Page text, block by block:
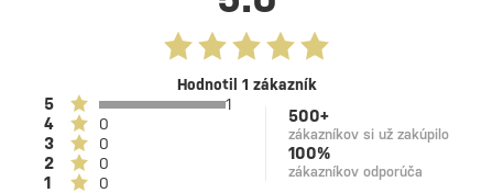
Hodnotil 1 zákazník
1 0
2 0
3 0
4 0
5 1
500+
zákazníkov si už zakúpilo
100%
zákazníkov odporúča